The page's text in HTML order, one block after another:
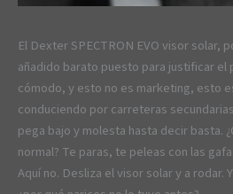
El Dexter SPECTRON EVO visor solar,
añadido barato puesto para justificar el
cómodo, y esto no es marketing, esto
conduciendo por carreteras
pega bajo y molesta hasta decir basta.
normal? Te paras, te peleas con las
Aquí no. Desliza el visor solar y a rodar.